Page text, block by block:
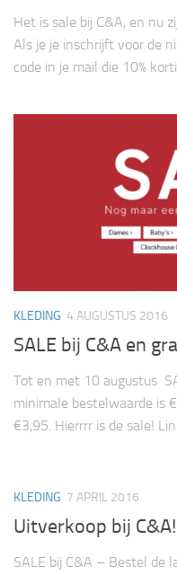
Het is sale bij C&A, en nu
Als je je inschrijft voor de
code in je mail die 10%
KLEDING 4 AUGUSTUS 2016
SALE bij C&A en
Tot en met 10 augustus
minimale bestelwaarde is
€3,95. Hierrrr is de sale!
KLEDING 7 APRIL 2016
Uitverkoop bij C&A!
SALE bij C&A – Bestel de